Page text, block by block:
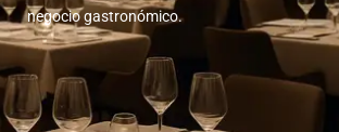
negocio gastronómico.